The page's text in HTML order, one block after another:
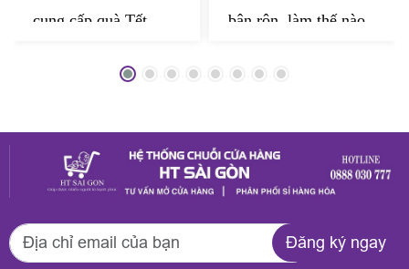
cung cấp quà Tết
nghiệp của HT Sài
công ty tin chọn mỗi
dịp cuối năm. Đến
doanh nghiệp có thể
bận rộn, làm thế nào
người thân, bạn bè,
đối tác? HT Sài Gòn
quận 9 quà Tết trọn
Đăng ký ngay